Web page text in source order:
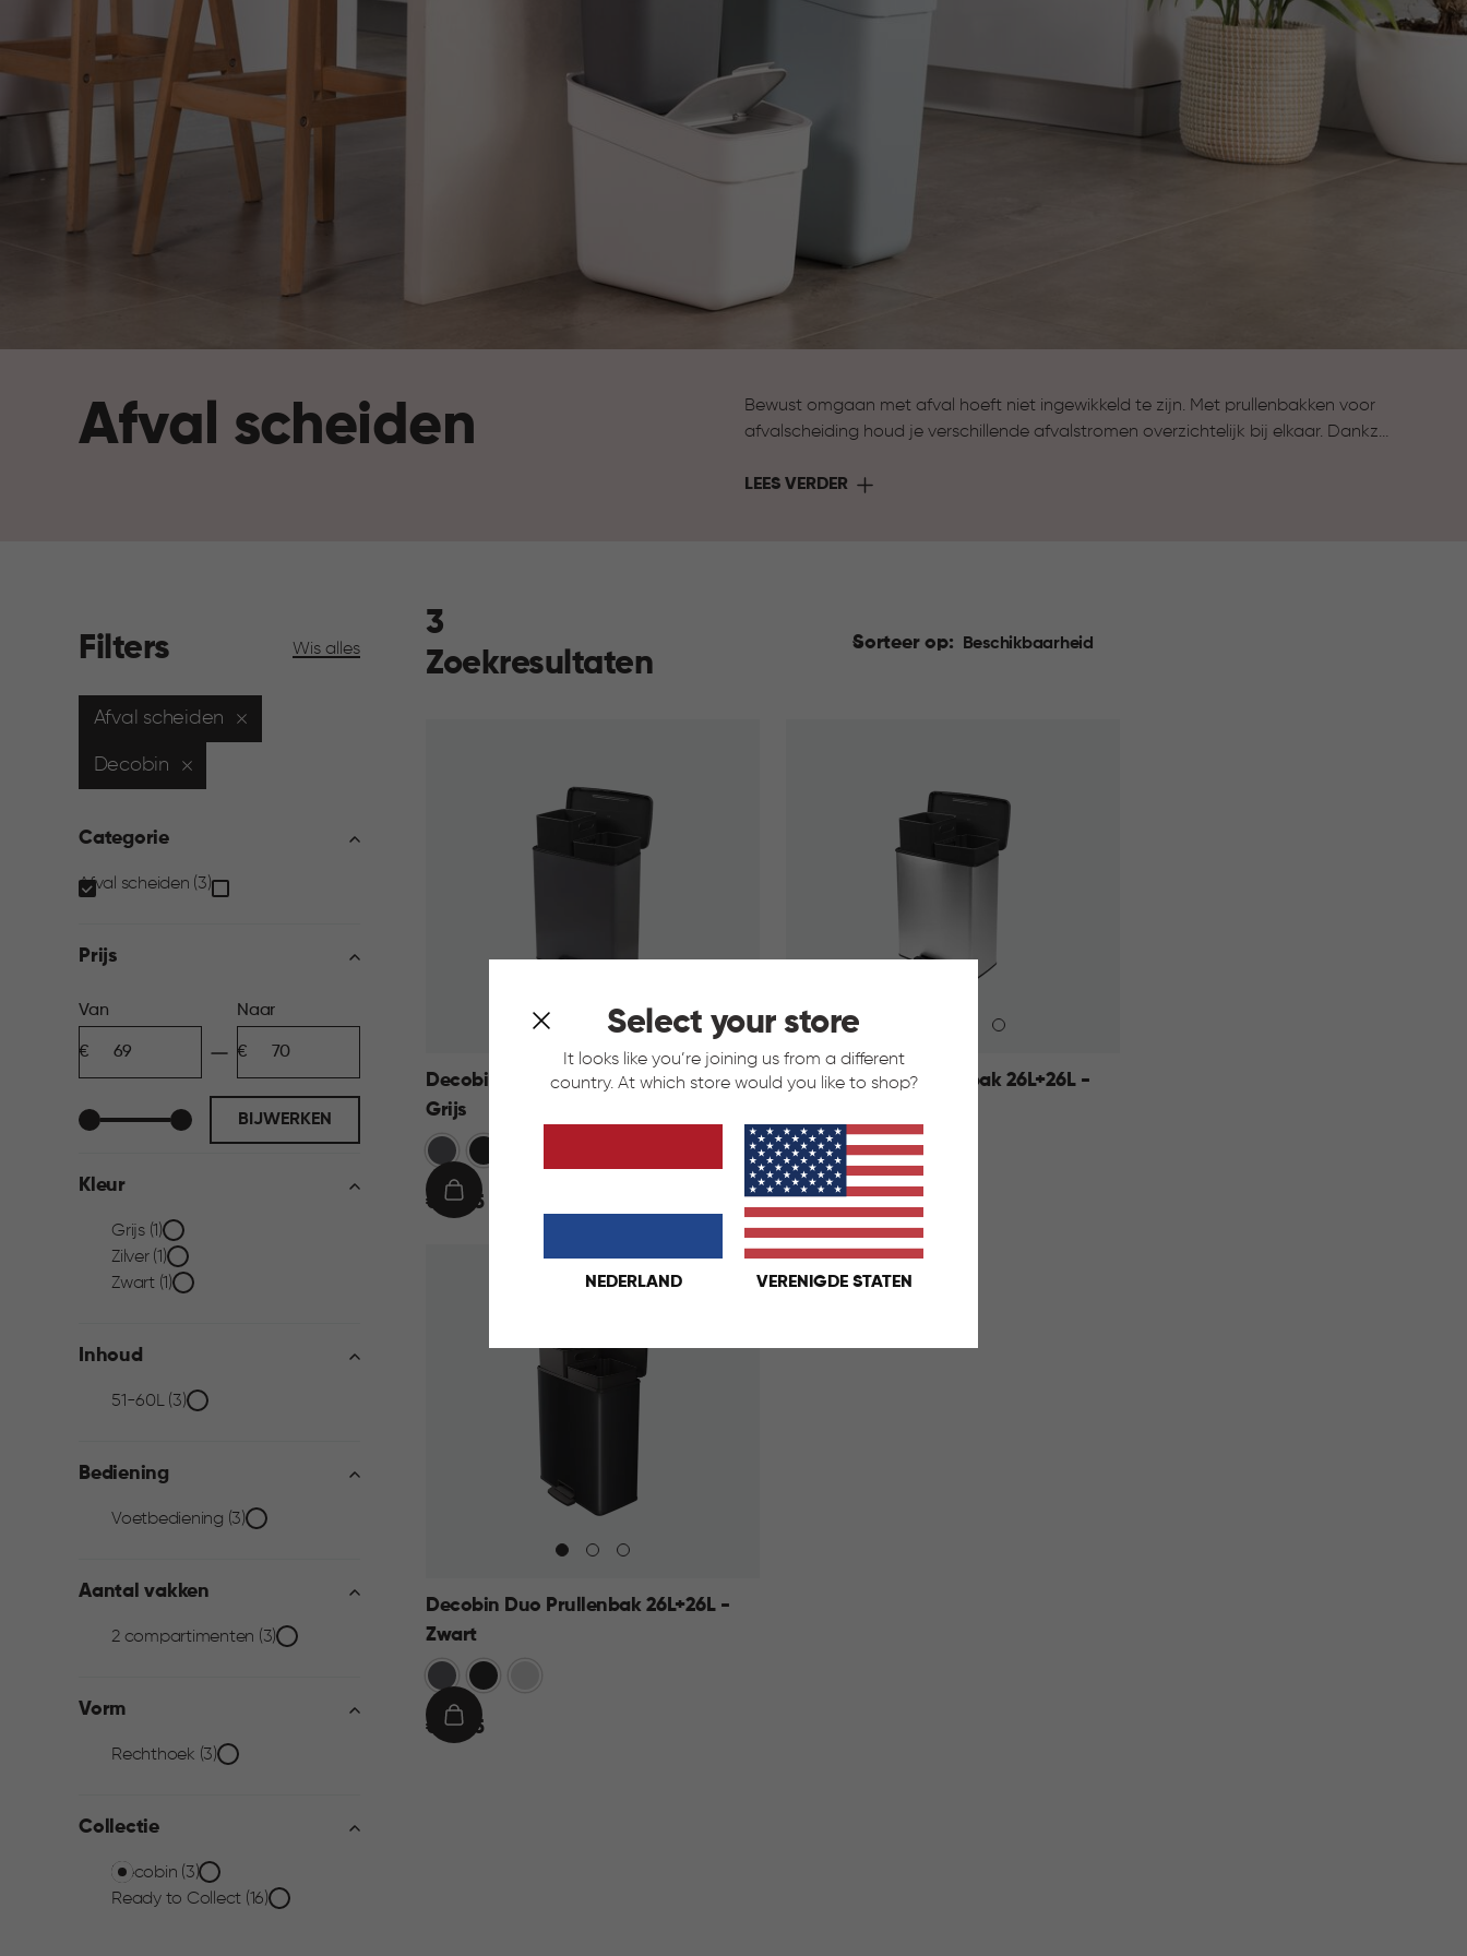
Select your store
It looks like you’re joining us from a different
country. At which store would you like to shop?
NEDERLAND VERENIGDE STATEN
Afval scheiden
Bewust omgaan met afval hoeft niet ingewikkeld te zijn. Met prullenbakken voor
afvalscheiding houd je verschillende afvalstromen overzichtelijk bij elkaar. Dankzij
terwijl je huis netjes en georganiseerd blijft. Zo wordt afval scheiden een
LEES VERDER
Filters Wis alles
Afval scheiden
Decobin
Categorie
Categorie
filter
Afval scheiden (3)
Prijs
Prijs
filter
Van
Naar
BIJWERKEN
Kleur
Kleur
filter
Grijs (1)
Zilver (1)
Zwart (1)
Inhoud
Inhoud
filter
51-60L (3)
Bediening
Bediening
filter
Voetbediening (3)
Aantal vakken
Aantal
vakken
filter
2 compartimenten (3)
Vorm
Vorm
filter
Rechthoek (3)
Collectie
Collectie
Decobin (3)
Ready to Collect (16)
Sorteer op: Beschikbaarheid
3
Zoekresultaten
Decobin Duo Prullenbak 26L+26L -
Grijs
Grijs Zwart
€€ 69,95
IN
Decobin Duo Prullenbak 26L+26L -
Grijs ZwartZilver
€
69,95
€ 69,95
IN
WINKELMAND
Decobin Duo Prullenbak 26L+26L -
Zwart
Grijs Zwart
€€ 69,95
IN